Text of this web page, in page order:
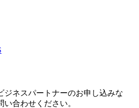
ジネスパートナーのお申し込みな
い合わせください。